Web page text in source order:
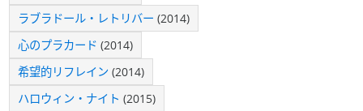
ラブラドール・レトリバー (2014)
心のプラカード (2014)
希望的リフレイン (2014)
ハロウィン・ナイト (2015)